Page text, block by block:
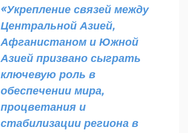
«Укрепление связей между
Центральной Азией,
Афганистаном и Южной
Азией призвано сыграть
ключевую роль в
обеспечении мира,
процветания и
стабилизации региона в